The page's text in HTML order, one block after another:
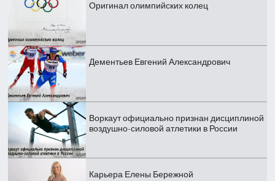
Оригинал олимпийских колец
Дементьев Евгений Александрович
Воркаут официально признан дисциплиной
воздушно-силовой атлетики в России
Карьера Елены Бережной